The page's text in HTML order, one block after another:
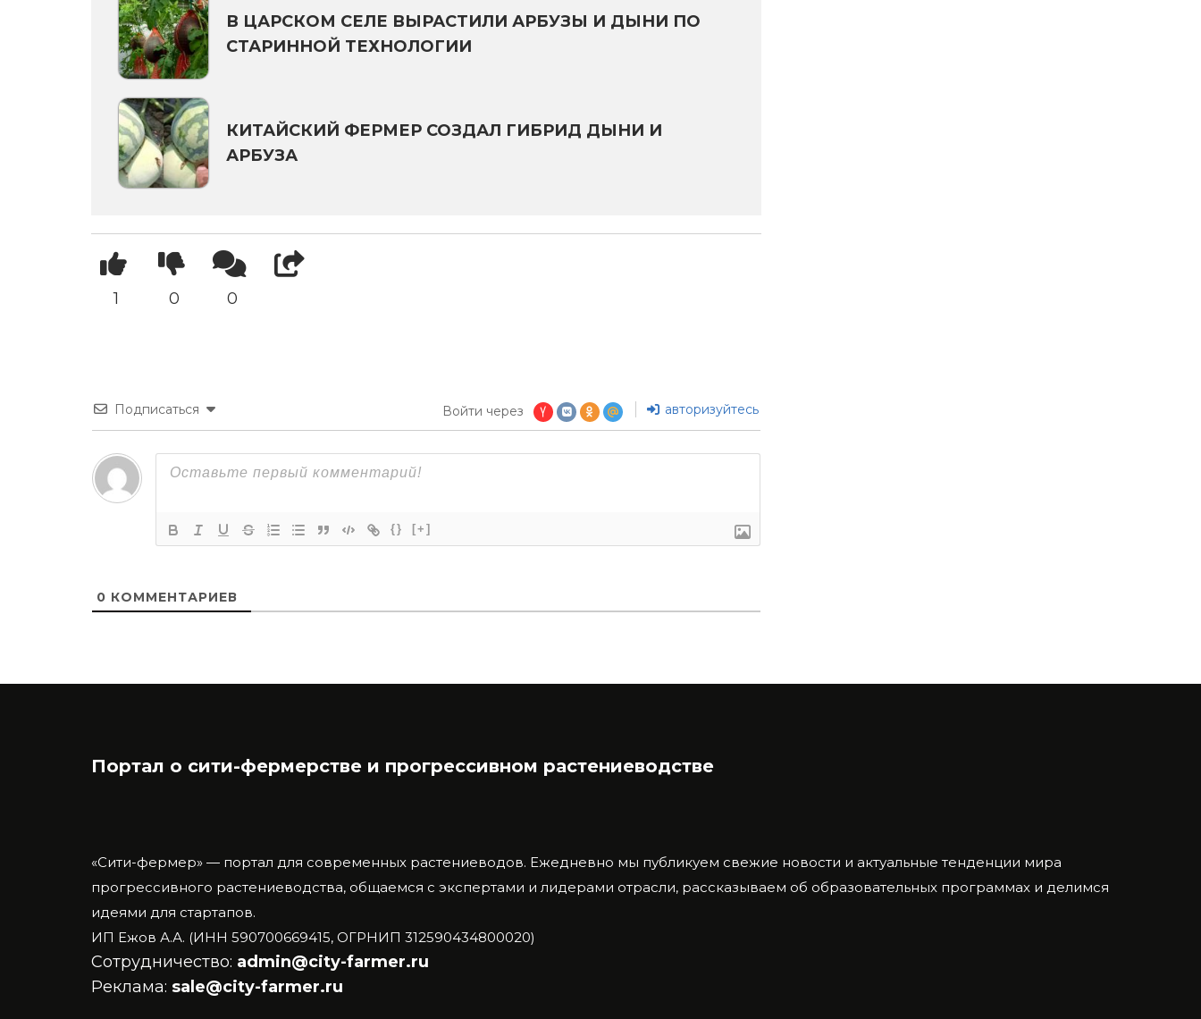
В ЦАРСКОМ СЕЛЕ ВЫРАСТИЛИ АРБУЗЫ И ДЫНИ ПО
СТАРИННОЙ ТЕХНОЛОГИИ
КИТАЙСКИЙ ФЕРМЕР СОЗДАЛ ГИБРИД ДЫНИ И
АРБУЗА
1 0 0
Подписаться Войти через авторизуйтесь
{} [+]
0 КОММЕНТАРИЕВ
Портал о сити-фермерстве и прогрессивном растениеводстве
«Сити-фермер» — портал для современных растениеводов. Ежедневно мы публикуем свежие новости и актуальные тенденции мира
прогрессивного растениеводства, общаемся с экспертами и лидерами отрасли, рассказываем об образовательных программах и делимся
идеями для стартапов.
ИП Ежов А.А. (ИНН 590700669415, ОГРНИП 312590434800020)
Сотрудничество: admin@city-farmer.ru
Реклама: sale@city-farmer.ru